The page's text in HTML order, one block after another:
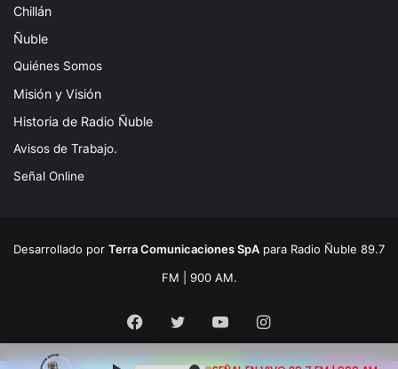
Chillán
Ñuble
Quiénes Somos
Misión y Visión
Historia de Radio Ñuble
Avisos de Trabajo.
Señal Online
Desarrollado por Terra Comunicaciones SpA para Radio Ñuble 89.7
FM | 900 AM.
Facebook
Twitter YouTubeInstagram